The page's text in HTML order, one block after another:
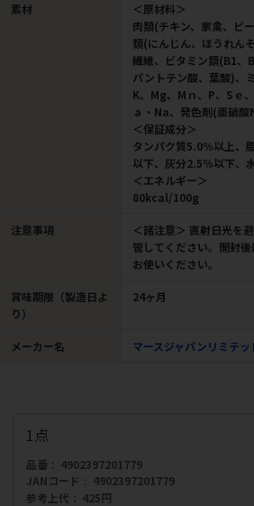
素材
＜原材料＞
肉類(チキン、家禽、ビ
類(にんじん、ほうれん
繊維、ビタミン類(B1、
パントテン酸、葉酸)、
K、Mg、Mｎ、P、Sｅ
ａ・Na、発色剤(亜硝酸
＜保証成分＞
タンパク質5.0％以上、
以下、灰分2.5％以下、
＜エネルギー＞
80kcal/100g
注意事項
＜諸注意＞ 直射日光を
管してください。開封
お使いください。
賞味期限（製造日よ
り）
24ヶ月
メーカー名 マースジャパンリミテッ
1点
品番
4902397201779
JANコード
4902397201779
参考上代
425円